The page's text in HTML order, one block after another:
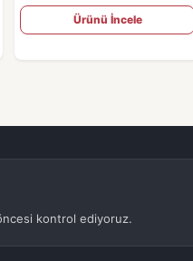
Ürünü İncele
kontrol ediyoruz.